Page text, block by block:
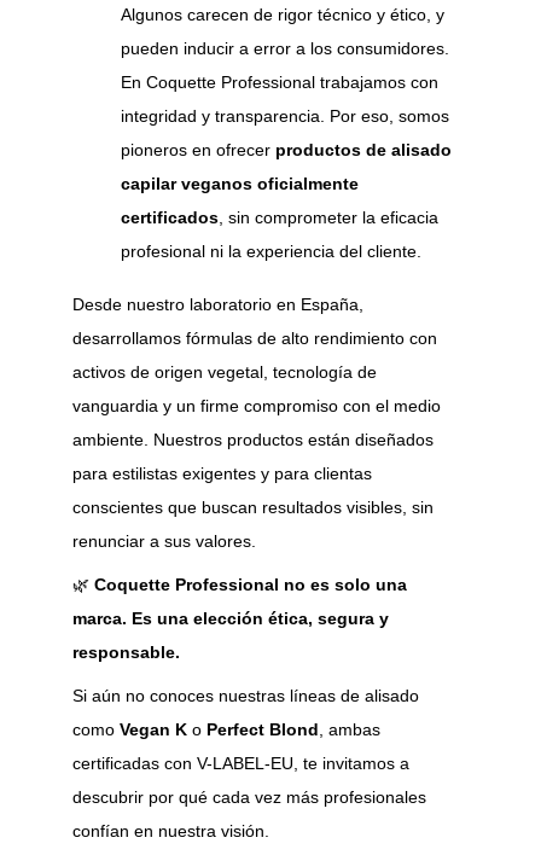
Algunos carecen de rigor técnico y ético, y
pueden inducir a error a los consumidores.
En Coquette Professional trabajamos con
integridad y transparencia. Por eso, somos
pioneros en ofrecer productos de alisado
capilar veganos oficialmente
certificados , sin comprometer la eficacia
profesional ni la experiencia del cliente.
Desde nuestro laboratorio en España,
desarrollamos fórmulas de alto rendimiento con
activos de origen vegetal, tecnología de
vanguardia y un firme compromiso con el medio
ambiente. Nuestros productos están diseñados
para estilistas exigentes y para clientas
conscientes que buscan resultados visibles, sin
renunciar a sus valores.
🌿 Coquette Professional no es solo una
marca. Es una elección ética, segura y
responsable.
Si aún no conoces nuestras líneas de alisado
como Vegan K o Perfect Blond , ambas
certificadas con V-LABEL-EU, te invitamos a
descubrir por qué cada vez más profesionales
confían en nuestra visión.